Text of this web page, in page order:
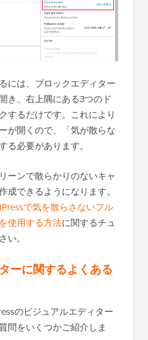
には、ブロックエディター
き、右上隅にある3つのド
するだけです。これにより
が開くので、「気が散らな
る必要があります。
ーンで散らかりのないキャ
成できるようになります。
で気を散らさないフル
使用する方法に関するチュ
い。
ーに関するよくある
のビジュアルエディター
問をいくつかご紹介しま